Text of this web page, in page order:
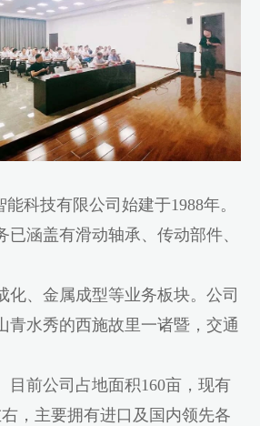
科技有限公司始建于1988年。
已涵盖有滑动轴承、传动部件、
化、金属成型等业务板块。公司
青水秀的西施故里一诸暨，交通
目前公司占地面积160亩，现有
，主要拥有进口及国内领先各